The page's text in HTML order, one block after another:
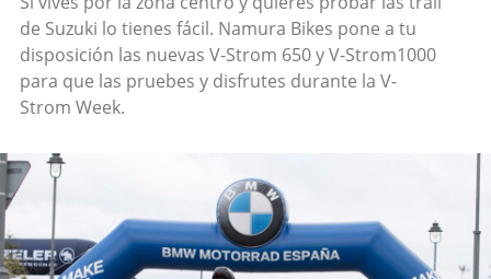
de Suzuki lo tienes fácil. Namura Bikes pone a tu
disposición las nuevas V-Strom 650 y V-Strom1000
para que las pruebes y disfrutes durante la V-
Strom Week.